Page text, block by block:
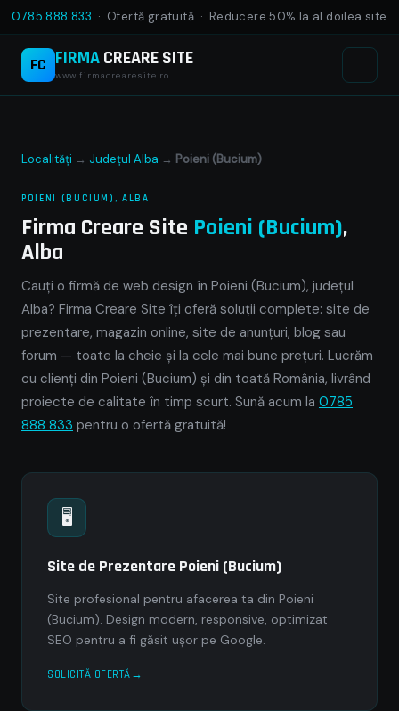
0785 888 833 · Ofertă gratuită · Reducere 50% la al doilea site
FC FIRMACREARE SITE
www.firmacrearesite.ro
Localități → Județul Alba → Poieni (Bucium)
POIENI (BUCIUM), ALBA
Firma Creare Site Poieni (Bucium),
Alba
Cauți o firmă de web design în Poieni (Bucium), județul
Alba? Firma Creare Site îți oferă soluții complete: site de
prezentare, magazin online, site de anunțuri, blog sau
forum — toate la cheie și la cele mai bune prețuri. Lucrăm
cu clienți din Poieni (Bucium) și din toată România, livrând
proiecte de calitate în timp scurt. Sună acum la 0785
888 833 pentru o ofertă gratuită!
🖥
Site de Prezentare Poieni (Bucium)
Site profesional pentru afacerea ta din Poieni
(Bucium). Design modern, responsive, optimizat
SEO pentru a fi găsit ușor pe Google.
SOLICITĂ OFERTĂ